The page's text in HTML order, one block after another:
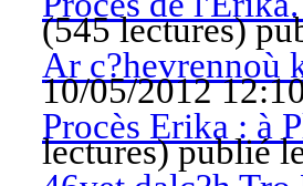
(545 lectures)
Ar c?hevrennoù
10/05/2012
Procès Erika : à
lectures)publié